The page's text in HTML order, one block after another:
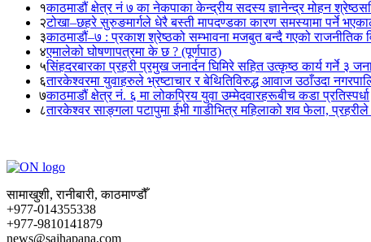
१काठमाडौं क्षेत्र नं ७ का नेकपाका केन्द्रीय सदस्य ज्ञानेन्द्र मोहन
२टोखा–छहरे सुरुङमार्गले धेरै बस्ती मापदण्डका कारण समस्यामा पर्ने
३काठमाडौं–७ : प्रकाश श्रेष्ठको सम्भावना मजबुत बन्दै गएको
४एमालेको घोषणापत्रमा के छ ? (पूर्णपाठ)
५सिंहदरबारका प्रहरी प्रमुख जनार्दन घिमिरे सहित उत्कृष्ठ कार्य गर्ने ३
६तारकेश्वरमा युवाहरुले भ्रष्टाचार र बेथितिविरुद्ध आवाज उठाँउदा
७काठमाडौं क्षेत्र नं. ६ मा लोकप्रिय युवा उम्मेदवारहरूबीच कडा प्रतिस्पर्धा
८तारकेश्वर साङ्गला पटापुमा ईभी गाडीभित्र महिलाको शव फेला,
सामाखुशी, रानीबारी, काठमाण्डौँ
+977-014355338
+977-9810141879
news@sajhapana.com